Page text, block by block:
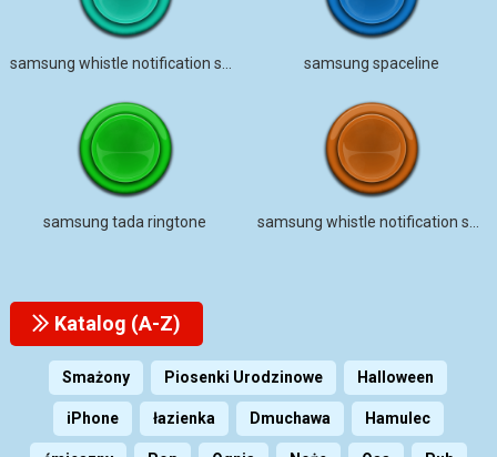
samsung spaceline
samsung tada ringtone
Katalog (A-Z)
Smażony Piosenki Urodzinowe Halloween
iPhone łazienka Dmuchawa Hamulec